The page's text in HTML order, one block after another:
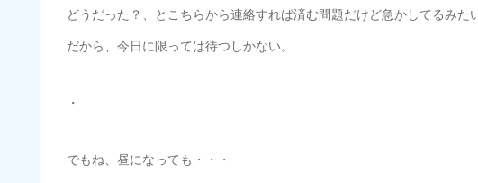
どうだった？、とこちらから連絡すれば済む問題だけど急かしてるみた
だから、今日に限っては待つしかない。
・
でもね、昼になっても・・・